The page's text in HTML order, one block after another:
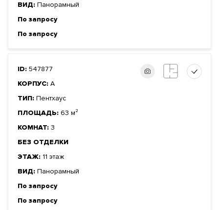
ВИД: Панорамный
По запросу
По запросу
ID: 547877
КОРПУС: А
ТИП: Пентхаус
ПЛОЩАДЬ: 63 м²
КОМНАТ: 3
БЕЗ ОТДЕЛКИ
ЭТАЖ: 11 этаж
ВИД: Панорамный
По запросу
По запросу